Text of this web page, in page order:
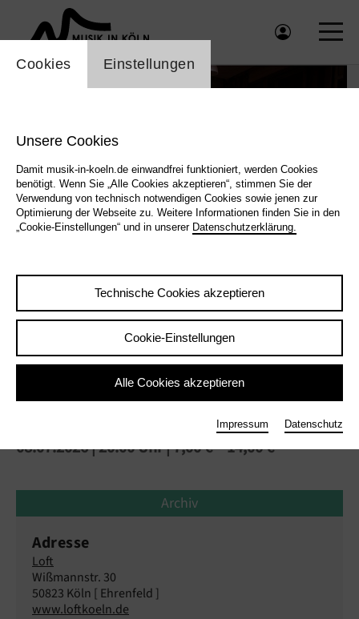
Einstellung Cookienbanner
Cookies Einstellungen
Unsere Cookies
Damit musik-in-koeln.de einwandfrei funktioniert, werden Cookies
benötigt. Wenn Sie „Alle Cookies akzeptieren“, stimmen Sie der
Verwendung von technisch notwendigen Cookies sowie jenen zur
Optimierung der Webseite zu. Weitere Informationen finden Sie in den
„Cookie-Einstellungen“ und in unserer Datenschutzerklärung.
Technische Cookies akzeptieren
Cookie-Einstellungen
Alle Cookies akzeptieren
Impressum Datenschutz
Kaiser · Manderscheid · Samba |
Zurück|Übersicht
Kaiser · Manderscheid · Samba
08.07.2026 | 20:00 Uhr| 7,00 € – 14,00 €
Archiv
Adresse
Loft
Wißmannstr. 30
50823 Köln [ Ehrenfeld ]
www.loftkoeln.de